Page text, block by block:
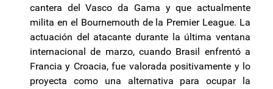
cantera del Vasco da Gama y que actualmente
milita en el Bournemouth de la Premier League. La
actuación del atacante durante la última ventana
internacional de marzo, cuando Brasil enfrentó a
Francia y Croacia, fue valorada positivamente y lo
proyecta como una alternativa para ocupar la